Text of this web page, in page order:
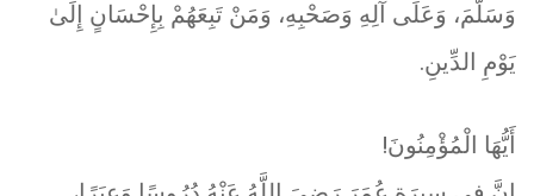
وَسَلَّمَ، وَعَلَى آلِهِ وَصَحْبِهِ، وَمَنْ تَبِعَهُمْ بِإِحْسَانٍ إِلَىٰ
يَوْمِ الدِّينِ.
أَيُّهَا الْمُؤْمِنُونَ!